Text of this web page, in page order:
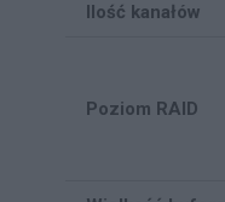
Ilość kanałów
Poziom RAID